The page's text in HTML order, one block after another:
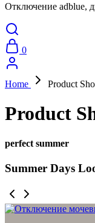
Отключение adblue,
0
Home Product
Product
perfect summer
Summer Days